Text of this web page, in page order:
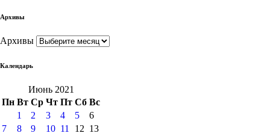
Архивы
Архивы
Календарь
Июнь 2021
Пн Вт Ср Чт Пт Сб Вс
1
2 3 4 5
6
7
8 9 10 11 12 13